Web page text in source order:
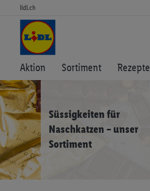
lidl.ch
Aktion Sortiment Rezepte
Süssigkeiten für
Naschkatzen – unser
Sortiment